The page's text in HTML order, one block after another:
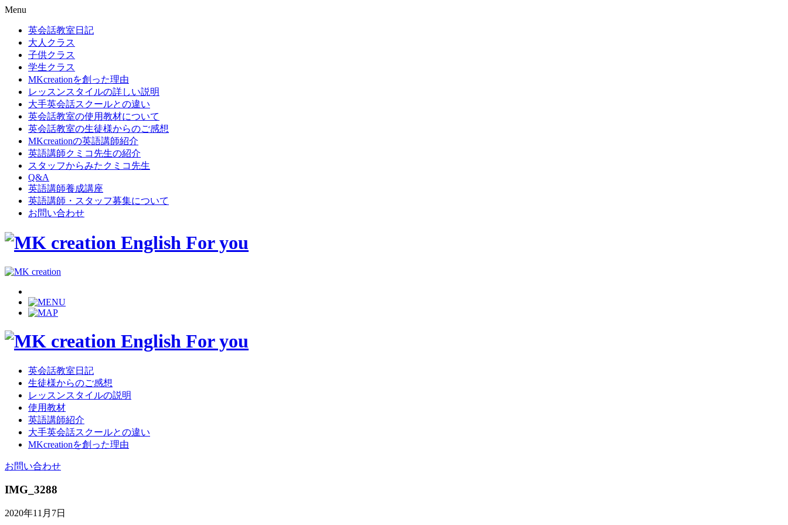
Menu
英会話教室日記
大人クラス
子供クラス
学生クラス
MKcreationを創った理由
レッスンスタイルの詳しい説明
大手英会話スクールとの違い
英会話教室の使用教材について
英会話教室の生徒様からのご感想
MKcreationの英語講師紹介
英語講師クミコ先生の紹介
スタッフからみたクミコ先生
Q&A
英語講師養成講座
英語講師・スタッフ募集について
お問い合わせ
英会話教室日記
生徒様からのご感想
レッスンスタイルの説明
使用教材
英語講師紹介
大手英会話スクールとの違い
MKcreationを創った理由
お問い合わせ
IMG_3288
2020年11月7日